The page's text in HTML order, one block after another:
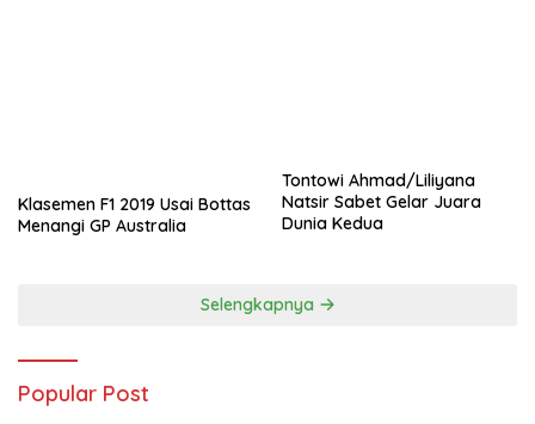
Klasemen F1 2019 Usai Bottas
Menangi GP Australia
Tontowi Ahmad/Liliyana
Natsir Sabet Gelar Juara
Dunia Kedua
Selengkapnya
Popular Post